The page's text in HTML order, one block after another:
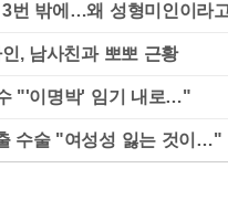
번 밖에…왜 성형미인이라
, 남사친과 뽀뽀 근황
"'이명박' 임기 내로…"
수술 "여성성 잃는 것이…"